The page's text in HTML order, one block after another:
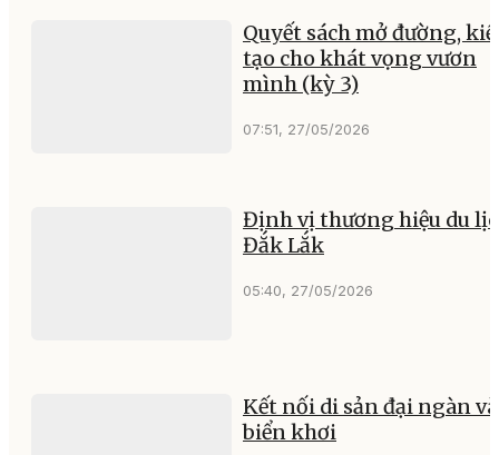
Quyết sách mở đường,
tạo cho khát vọng vươn
mình (kỳ 3)
07:51, 27/05/2026
Định vị thương hiệu du
Đắk Lắk
05:40, 27/05/2026
Kết nối di sản đại ngàn và
biển khơi